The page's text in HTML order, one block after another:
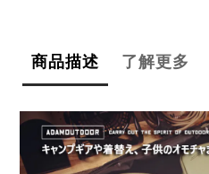
商品描述 了解更多